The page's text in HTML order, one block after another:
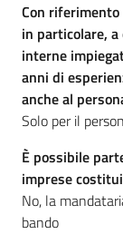
Con riferimento
in particolare,
interne
anni di
anche al
Solo per il
È possibile
imprese
No, la
bando